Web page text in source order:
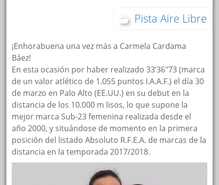
Pista Aire Libre
¡Enhorabuena una vez más a Carmela Cardama
Báez!
En esta ocasión por haber realizado 33’36″73 (marca
de un valor atlético de 1.055 puntos I.A.A.F.) el día 30
de marzo en Palo Alto (EE.UU.) en su debut en la
distancia de los 10.000 m lisos, lo que supone la
mejor marca Sub-23 femenina realizada desde el
año 2000, y situándose de momento en la primera
posición del listado Absoluto R.F.E.A. de marcas de la
distancia en la temporada 2017/2018.